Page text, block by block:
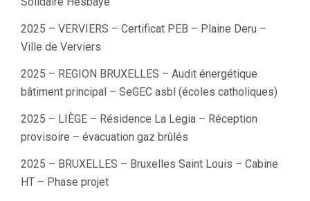
2025 – VERVIERS – Certificat PEB – Plaine Deru –
Ville de Verviers
2025 – REGION BRUXELLES – Audit énergétique
bâtiment principal – SeGEC asbl (écoles catholiques)
2025 – LIÈGE – Résidence La Legia – Réception
provisoire – évacuation gaz brûlés
2025 – BRUXELLES – Bruxelles Saint Louis – Cabine
HT – Phase projet